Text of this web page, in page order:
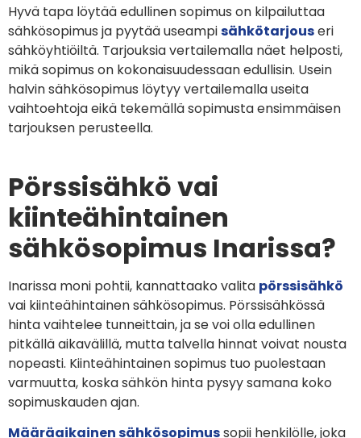
Hyvä tapa löytää edullinen sopimus on kilpailuttaa
sähkösopimus ja pyytää useampisähkötarjouseri
sähköyhtiöiltä. Tarjouksia vertailemalla näet helposti,
mikä sopimus on kokonaisuudessaan edullisin. Usein
halvin sähkösopimus löytyy vertailemalla useita
vaihtoehtoja eikä tekemällä sopimusta ensimmäisen
tarjouksen perusteella.
Pörssisähkö vai
kiinteähintainen
sähkösopimus Inarissa?
Inarissa moni pohtii, kannattaako valita pörssisähkö
vai kiinteähintainen sähkösopimus. Pörssisähkössä
hinta vaihtelee tunneittain, ja se voi olla edullinen
pitkällä aikavälillä, mutta talvella hinnat voivat nousta
nopeasti. Kiinteähintainen sopimus tuo puolestaan
varmuutta, koska sähkön hinta pysyy samana koko
sopimuskauden ajan.
Määräaikainen sähkösopimussopii henkilölle, joka